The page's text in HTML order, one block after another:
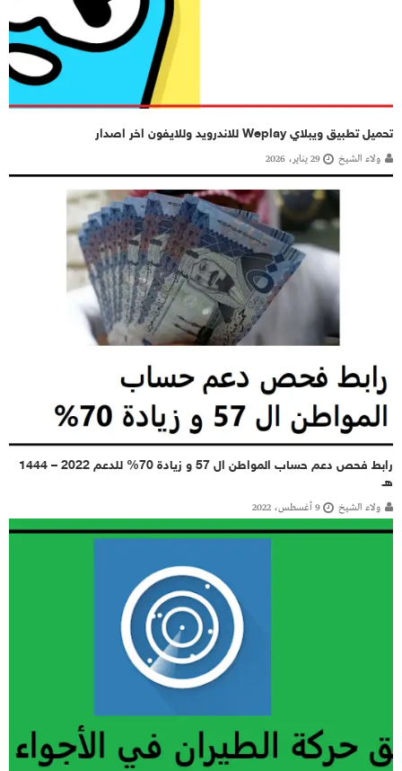
تحميل تطبيق ويبلاي Weplay للاندرويد وللايفون اخر اصدار
ولاء الشيخ 29 يناير، 2026
رابط فحص دعم حساب المواطن ال 57 و زيادة 70% للدعم 2022 – 1444
هـ
ولاء الشيخ 9 أغسطس، 2022